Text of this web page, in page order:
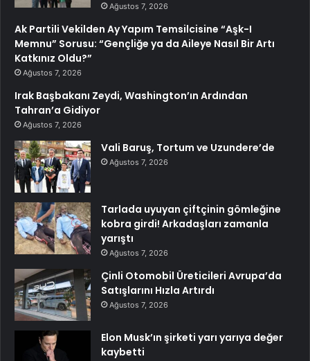
Ağustos 7, 2026
Ak Partili Vekilden Ay Yapım Temsilcisine “Aşk-I
Memnu” Sorusu: “Gençliğe ya da Aileye Nasıl Bir Artı
Katkınız Oldu?”
Ağustos 7, 2026
Irak Başbakanı Zeydi, Washington’ın Ardından
Tahran’a Gidiyor
Ağustos 7, 2026
Vali Baruş, Tortum ve Uzundere’de
Ağustos 7, 2026
Tarlada uyuyan çiftçinin gömleğine
kobra girdi! Arkadaşları zamanla
yarıştı
Ağustos 7, 2026
Çinli Otomobil Üreticileri Avrupa’da
Satışlarını Hızla Artırdı
Ağustos 7, 2026
Elon Musk’ın şirketi yarı yarıya değer
kaybetti